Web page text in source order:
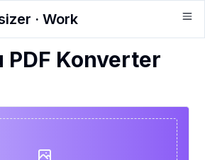
· Work
PDF Konverter